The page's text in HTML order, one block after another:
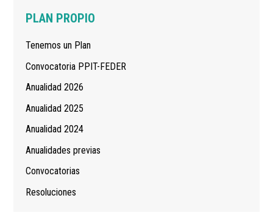
Navegación
PLAN PROPIO
Tenemos un Plan
Convocatoria PPIT-FEDER
Anualidad 2026
Anualidad 2025
Anualidad 2024
Anualidades previas
Convocatorias
Resoluciones